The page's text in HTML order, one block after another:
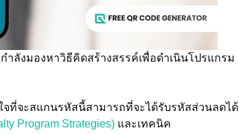
ลังมองหาวิธีคิดสร้างสรรค์เพื่อดำเนินโปรแกรม
ที่จะสแกนรหัสนี้สามารถที่จะได้รับรหัสส่วนลดได้
Program Strategies) และเทคนิค